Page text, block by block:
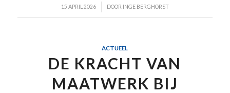
15 APRIL 2026
/ DOOR INGE BERGHORST
ACTUEEL
DE KRACHT VAN
MAATWERK BIJ